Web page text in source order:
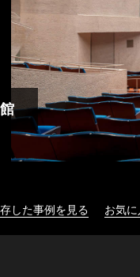
した事例を見る お気